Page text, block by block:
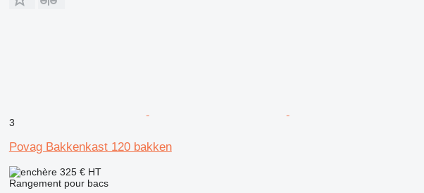
3
Povag Bakkenkast 120 bakken
325 € HT
Rangement pour bacs